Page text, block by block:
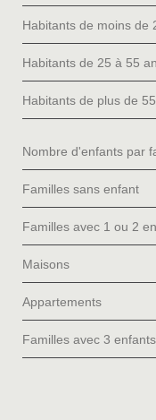
Habitants de moins de
Habitants de 25 à 55
Habitants de plus de
Nombre d'enfants par
Familles sans enfant
Familles avec 1 ou 2
Maisons
Appartements
Familles avec 3 enfants